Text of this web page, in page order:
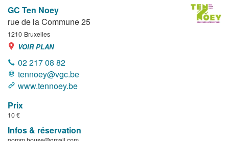
GC Ten Noey
rue de la Commune 25
1210 Bruxelles
VOIR PLAN
02 217 08 82
tennoey@vgc.be
www.tennoey.be
Prix
10 €
Infos & réservation